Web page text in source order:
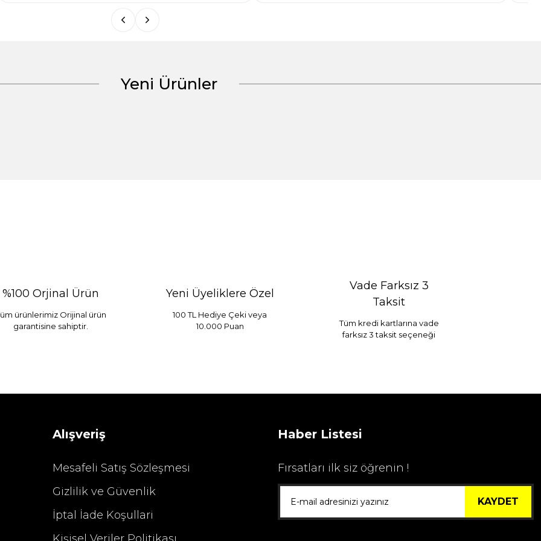
Yeni Ürünler
TL
%100 Orjinal Ürün
ürünlerimiz Orijinal ürün
garantisine sahiptir.
Yeni Üyeliklere Özel
100 TL Hediye Çeki veya
10.000 Puan
Vade Farksız 3
Taksit
Tüm kredi kartlarına vade
farksız 3 taksit seçeneği
Alışveriş
Mesafeli Satış Sözleşmesi
Gizlilik ve Güvenlik
İptal İade Koşullari
Kişisel Veriler Politikası
Haber Listesi
Fırsatları ilk siz öğrenin !
KAYDET